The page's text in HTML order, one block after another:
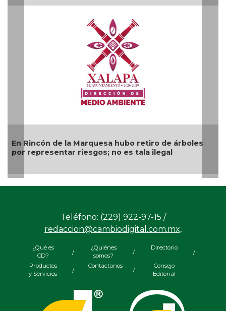
En Rincón de la Marquesa hubo retiro de árboles
por representar riesgos; no es tala ilegal
Teléfono: (229) 922-97-15 /
redaccion@cambiodigital.com.mx,
¿Qué es
CD?
/
¿Quiénes
somos?
/
Directorio
/
Productos
y Servicios
/
Contáctanos
/
Consejo
Editorial